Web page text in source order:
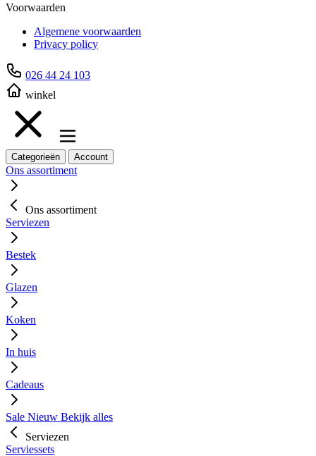
Voorwaarden
Algemene voorwaarden
Privacy policy
026 44 24 103
winkel
Categorieën Account
Ons assortiment
Ons assortiment
Serviezen
Bestek
Glazen
Koken
In huis
Cadeaus
Sale Nieuw Bekijk alles
Serviezen
Serviessets